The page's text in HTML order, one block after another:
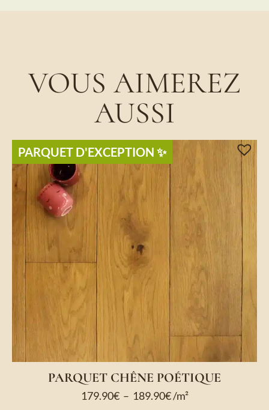
VOUS AIMEREZ
AUSSI
PARQUET D'EXCEPTION​ ✨
PARQUET CHÊNE POÉTIQUE
179.90€ – 189.90€/m²